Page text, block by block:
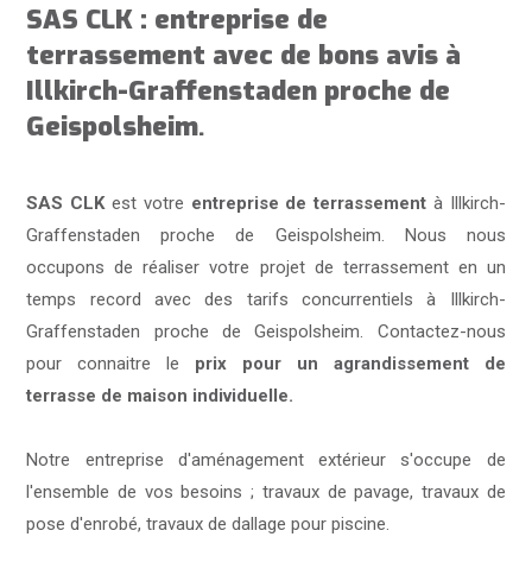
SAS CLK : entreprise de
terrassement avec de bons avis à
Illkirch-Graffenstaden proche de
Geispolsheim.
SAS CLKest votre entreprise de terrassement à Illkirch-
Graffenstaden proche de Geispolsheim. Nous nous
occupons de réaliser votre projet de terrassement en un
temps record avec des tarifs concurrentiels à Illkirch-
Graffenstaden proche de Geispolsheim. Contactez-nous
pour connaitre le prix pour un agrandissement de
terrasse de maison individuelle.
Notre entreprise d'aménagement extérieur s'occupe de
l'ensemble de vos besoins ; travaux de pavage, travaux de
pose d'enrobé, travaux de dallage pour piscine.